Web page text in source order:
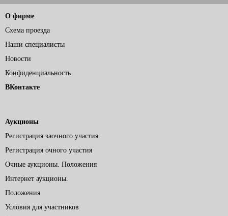
О фирме
Схема проезда
Наши специалисты
Новости
Конфиденциальность
ВКонтакте
Аукционы
Регистрация заочного участия
Регистрация очного участия
Очные аукционы. Положения
Интернет аукционы.
Положения
Условия для участников